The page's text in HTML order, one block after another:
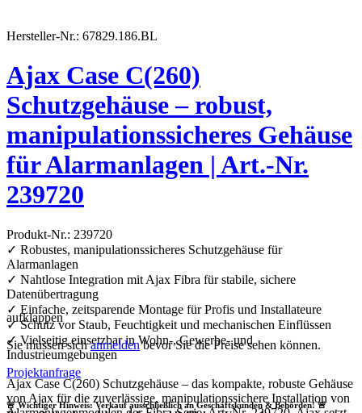
Hersteller-Nr.: 67829.186.BL
Ajax Case C(260)
Schutzgehäuse – robust,
manipulationssicheres Gehäuse
für Alarmanlagen | Art.-Nr.
239720
Produkt-Nr.: 239720
✓ Robustes, manipulationssicheres Schutzgehäuse für
Alarmanlagen
✓ Nahtlose Integration mit Ajax Fibra für stabile, sichere
Datenübertragung
✓ Einfache, zeitsparende Montage für Profis und Installateure
✓ Schutz vor Staub, Feuchtigkeit und mechanischen Einflüssen
✓ Vielseitig einsetzbar in Wohn-, Gewerbe- und
Industrieumgebungen
Ajax Case C(260) Schutzgehäuse – das kompakte, robuste Gehäuse
von Ajax für die zuverlässige, manipulationssichere Installation von
aufklappen
Sie müssen sichanmeldenbevor Sie die Preise sehen können.
Projektanfrage
🚨 Wichtiger Hinweis: Verkauf ausschließlich an Geschäftskunden & Behörden! 🚨